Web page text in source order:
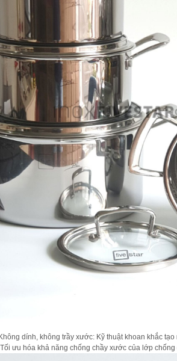
dính, không trầy xước: Kỹ thuật khoan khắc
ưu hóa khả năng chống chầy xước của lớp chống